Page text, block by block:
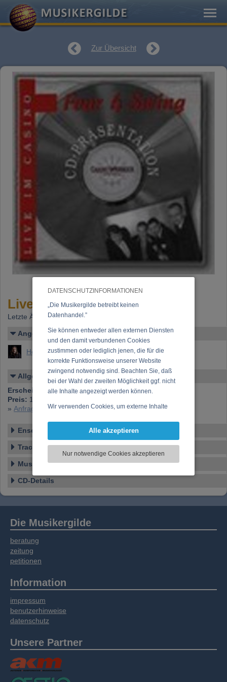
DATENSCHUTZINFORMATIONEN
„Die Musikergilde betreibt keinen
Datenhandel.”
Sie können entweder allen externen Diensten
und den damit verbundenen Cookies
zustimmen oder lediglich jenen, die für die
korrekte Funktionsweise unserer Website
zwingend notwendig sind. Beachten Sie, daß
bei der Wahl der zweiten Möglichkeit ggf. nicht
alle Inhalte angezeigt werden können.
Wir verwenden Cookies, um externe Inhalte
Funktionen für soziale Medien anbieten zu
zu analysieren. Dabei werden ggf.
Informationen zu Ihrer Verwendung unserer
soziale Medien, Werbung und Analysen
Informationen möglicherweise mit weiteren
Daten zusammen, die Sie bereitgestellt haben
oder die sie im Rahmen Ihrer Nutzung der
Dienste gesammelt haben.
Alle akzeptieren
Nur notwendige Cookies akzeptieren
Zur Übersicht
Live im Casino
Letzte Änderung: 08.11.2005
Angelegt von
Hess, Marc
Allgemeines
Erscheinen bei:Eigenverlag
Preis: 13,00 €
»Anfrage zu dieser CD
Ensemble
Tracklist
Musikstil
CD-Details
Die Musikergilde
beratung
zeitung
petitionen
Information
impressum
benutzerhinweise
datenschutz
Unsere Partner